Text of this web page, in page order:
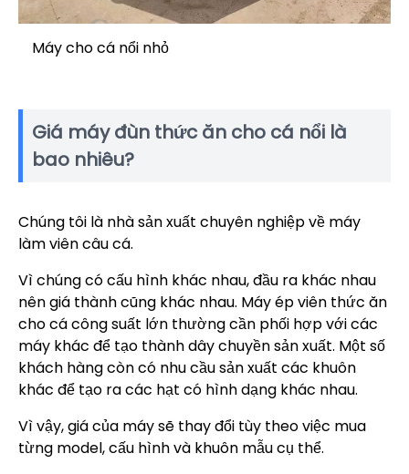
Máy cho cá nổi nhỏ
Giá máy đùn thức ăn cho cá nổi là
bao nhiêu?
Chúng tôi là nhà sản xuất chuyên nghiệp về máy
làm viên câu cá.
Vì chúng có cấu hình khác nhau, đầu ra khác nhau
nên giá thành cũng khác nhau. Máy ép viên thức ăn
cho cá công suất lớn thường cần phối hợp với các
máy khác để tạo thành dây chuyền sản xuất. Một số
khách hàng còn có nhu cầu sản xuất các khuôn
khác để tạo ra các hạt có hình dạng khác nhau.
Vì vậy, giá của máy sẽ thay đổi tùy theo việc mua
từng model, cấu hình và khuôn mẫu cụ thể.